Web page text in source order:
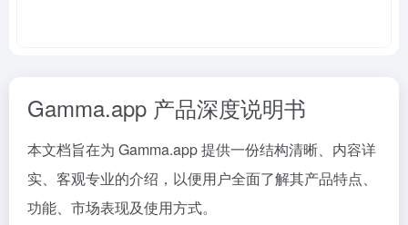
Gamma.app 产品深度说明书
本文档旨在为 Gamma.app 提供一份结构清晰、内容详
实、客观专业的介绍，以便用户全面了解其产品特点、
功能、市场表现及使用方式。